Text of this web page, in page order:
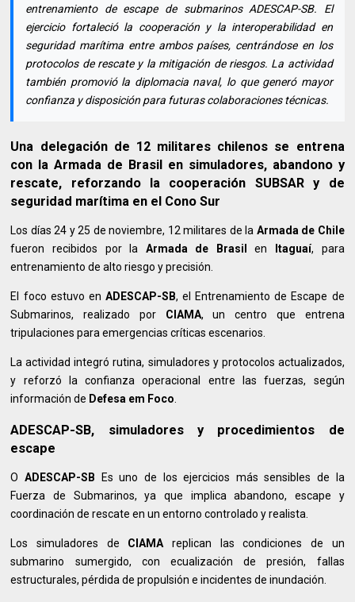
entrenamiento de escape de submarinos ADESCAP-SB. El
ejercicio fortaleció la cooperación y la interoperabilidad en
seguridad marítima entre ambos países, centrándose en los
protocolos de rescate y la mitigación de riesgos. La actividad
también promovió la diplomacia naval, lo que generó mayor
confianza y disposición para futuras colaboraciones técnicas.
Una delegación de 12 militares chilenos se entrena
con la Armada de Brasil en simuladores, abandono y
rescate, reforzando la cooperación SUBSAR y de
seguridad marítima en el Cono Sur
Los días 24 y 25 de noviembre, 12 militares de la Armada de Chile
fueron recibidos por la Armada de Brasil en Itaguaí, para
entrenamiento de alto riesgo y precisión.
El foco estuvo en ADESCAP-SB, el Entrenamiento de Escape de
Submarinos, realizado por CIAMA, un centro que entrena
tripulaciones para emergencias críticas escenarios.
La actividad integró rutina, simuladores y protocolos actualizados,
y reforzó la confianza operacional entre las fuerzas, según
información de Defesa em Foco
ADESCAP-SB, simuladores y procedimientos de
escape
OADESCAP-SB Es uno de los ejercicios más sensibles de la
Fuerza de Submarinos, ya que implica abandono, escape y
coordinación de rescate en un entorno controlado y realista.
Los simuladores de CIAMAreplican las condiciones de un
submarino sumergido, con ecualización de presión, fallas
estructurales, pérdida de propulsión e incidentes de inundación.